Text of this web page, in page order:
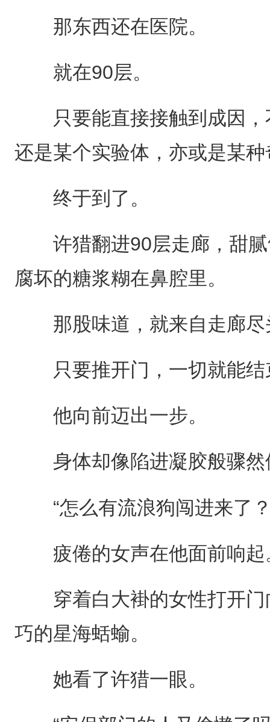
那东西还在医院。
就在90层。
只要能直接接触到成因，
还是某个实验体，亦或是某
终于到了。
许猎翻进90层走廊，甜腻
腐坏的糖浆糊在鼻腔里。
那股味道，就来自走廊尽
只要推开门，一切就能结
他向前迈出一步。
身体却像陷进凝胶般骤然
“怎么有流浪狗闯进来了
疲倦的女声在他面前响起
穿着白大褂的女性打开门
巧的星海蛞蝓。
她看了许猎一眼。